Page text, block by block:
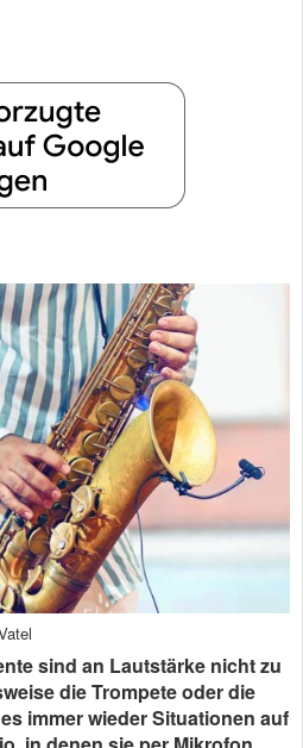
sind an Lautstärke nicht zu
die Trompete oder die
immer wieder Situationen auf